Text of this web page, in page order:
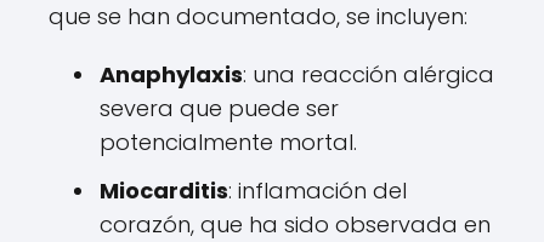
que se han documentado, se incluyen:
Anaphylaxis: una reacción alérgica
severa que puede ser
potencialmente mortal.
Miocarditis: inflamación del
corazón, que ha sido observada en